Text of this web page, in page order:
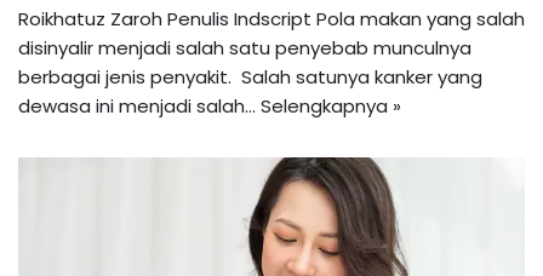
Roikhatuz Zaroh Penulis Indscript Pola makan yang salah
disinyalir menjadi salah satu penyebab munculnya
berbagai jenis penyakit. Salah satunya kanker yang
dewasa ini menjadi salah… Selengkapnya »